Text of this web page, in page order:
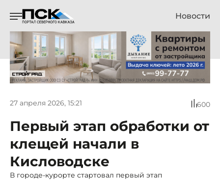
Новости
27 апреля 2026, 15:21 600
Первый этап обработки от
клещей начали в
Кисловодске
В городе-курорте стартовал первый этап